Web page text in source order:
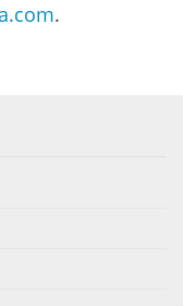
.